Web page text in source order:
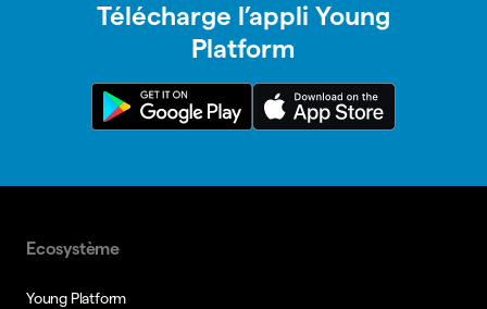
Télécharge l’appli Young
Platform
Ecosystème
Young Platform